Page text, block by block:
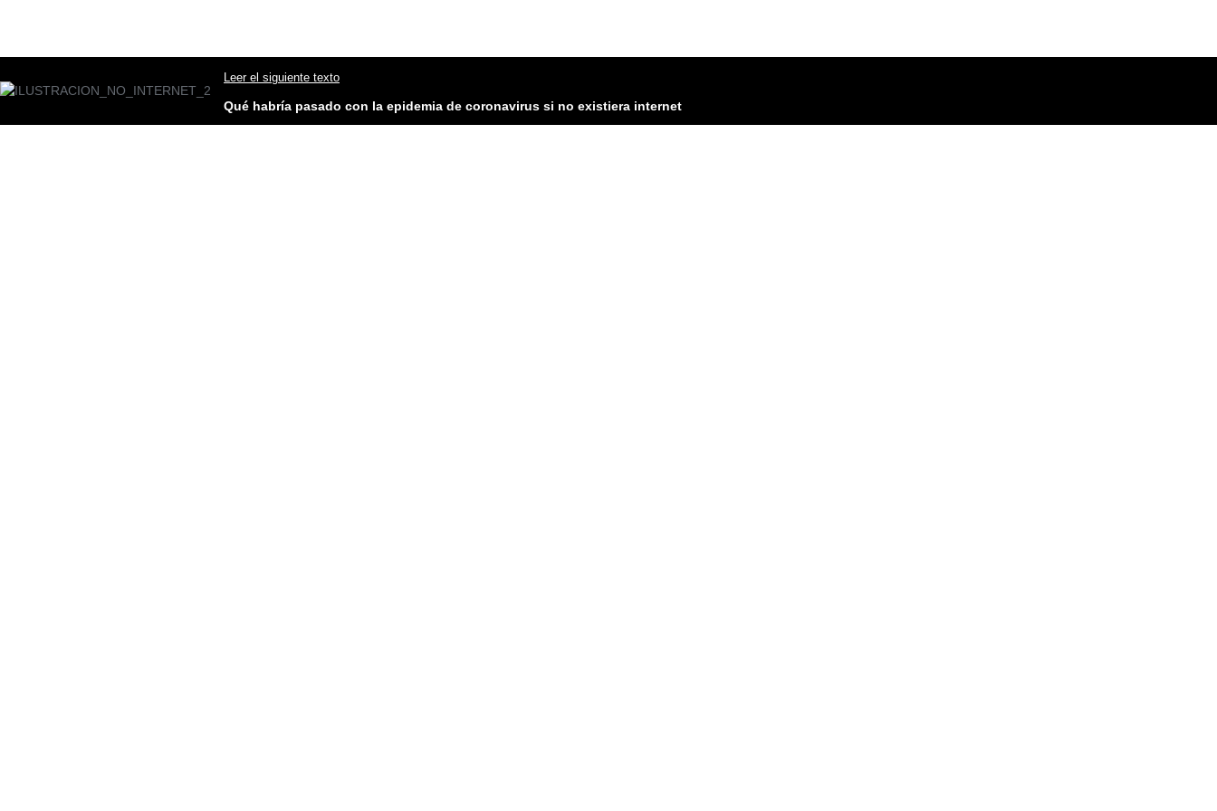
Leer el siguiente texto
Qué habría pasado con la epidemia de coronavirus si no existiera internet